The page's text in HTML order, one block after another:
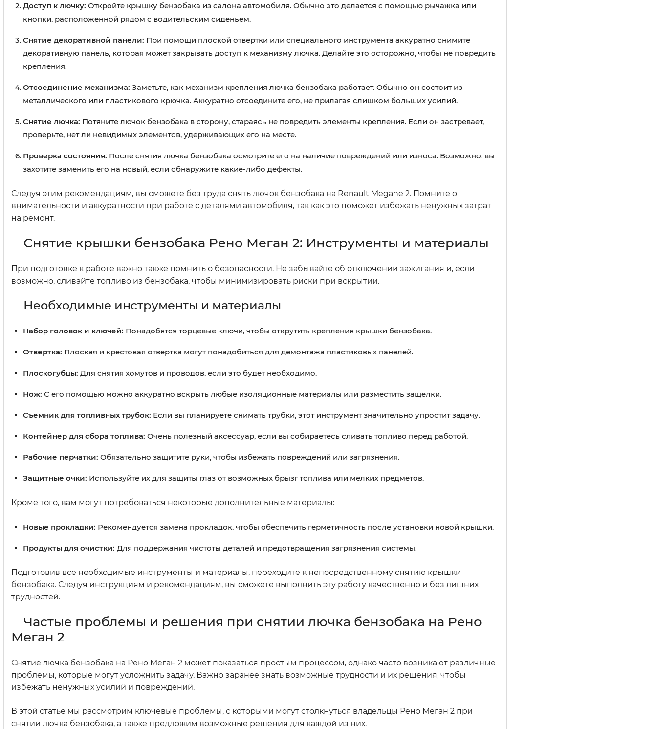
Доступ к лючку: Откройте крышку бензобака из салона автомобиля. Обычно это делается с помощью рычажка или
кнопки, расположенной рядом с водительским сиденьем.
Снятие декоративной панели: При помощи плоской отвертки или специального инструмента аккуратно снимите
декоративную панель, которая может закрывать доступ к механизму лючка. Делайте это осторожно, чтобы не повредить
крепления.
Отсоединение механизма: Заметьте, как механизм крепления лючка бензобака работает. Обычно он состоит из
металлического или пластикового крючка. Аккуратно отсоедините его, не прилагая слишком больших усилий.
Снятие лючка: Потяните лючок бензобака в сторону, стараясь не повредить элементы крепления. Если он застревает,
проверьте, нет ли невидимых элементов, удерживающих его на месте.
Проверка состояния: После снятия лючка бензобака осмотрите его на наличие повреждений или износа. Возможно, вы
захотите заменить его на новый, если обнаружите какие-либо дефекты.
Следуя этим рекомендациям, вы сможете без труда снять лючок бензобака на Renault Megane 2. Помните о
внимательности и аккуратности при работе с деталями автомобиля, так как это поможет избежать ненужных затрат
на ремонт.
Снятие крышки бензобака Рено Меган 2: Инструменты и материалы
При подготовке к работе важно также помнить о безопасности. Не забывайте об отключении зажигания и, если
возможно, сливайте топливо из бензобака, чтобы минимизировать риски при вскрытии.
Необходимые инструменты и материалы
Набор головок и ключей: Понадобятся торцевые ключи, чтобы открутить крепления крышки бензобака.
Отвертка: Плоская и крестовая отвертка могут понадобиться для демонтажа пластиковых панелей.
Плоскогубцы: Для снятия хомутов и проводов, если это будет необходимо.
Нож: С его помощью можно аккуратно вскрыть любые изоляционные материалы или разместить защелки.
Съемник для топливных трубок: Если вы планируете снимать трубки, этот инструмент значительно упростит задачу.
Контейнер для сбора топлива: Очень полезный аксессуар, если вы собираетесь сливать топливо перед работой.
Рабочие перчатки: Обязательно защитите руки, чтобы избежать повреждений или загрязнения.
Защитные очки: Используйте их для защиты глаз от возможных брызг топлива или мелких предметов.
Кроме того, вам могут потребоваться некоторые дополнительные материалы:
Новые прокладки: Рекомендуется замена прокладок, чтобы обеспечить герметичность после установки новой крышки.
Продукты для очистки: Для поддержания чистоты деталей и предотвращения загрязнения системы.
Подготовив все необходимые инструменты и материалы, переходите к непосредственному снятию крышки
бензобака. Следуя инструкциям и рекомендациям, вы сможете выполнить эту работу качественно и без лишних
трудностей.
Частые проблемы и решения при снятии лючка бензобака на Рено
Меган 2
Снятие лючка бензобака на Рено Меган 2 может показаться простым процессом, однако часто возникают различные
проблемы, которые могут усложнить задачу. Важно заранее знать возможные трудности и их решения, чтобы
избежать ненужных усилий и повреждений.
В этой статье мы рассмотрим ключевые проблемы, с которыми могут столкнуться владельцы Рено Меган 2 при
снятии лючка бензобака, а также предложим возможные решения для каждой из них.